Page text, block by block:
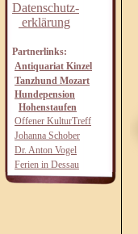
Datenschutz-
erklärung
Partnerlinks:
Antiquariat Kinzel
Tanzhund Mozart
Hundepension
Hohenstaufen
Offener KulturTreff
Johanna Schober
Dr. Anton Vogel
Ferien in Dessau